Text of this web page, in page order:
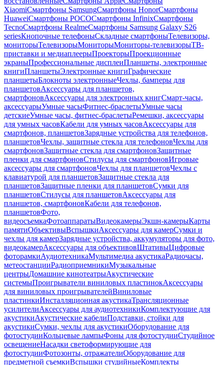
XiaomiСмартфоны SamsungСмартфоны HonorСмартфоны
HuaweiСмартфоны POCOСмартфоны InfinixСмартфоны
TecnoСмартфоны RealmeСмартфоны Samsung Galaxy S26
seriesКнопочные телефоныСкладные смартфоныТелевизоры,
мониторыТелевизорыМониторыМониторы-телевизорыТВ-
приставки и медиаплеерыПроекторыПроекционные
экраныПрофессиональные дисплеиПланшеты, электронные
книгиПланшетыЭлектронные книгиГрафические
планшетыБлокноты электронныеЧехлы, бамперы для
планшетовАксессуары для планшетов,
смартфоновАксессуары для электронных книгСмарт-часы,
аксессуарыУмные часыФитнес-браслетыУмные часы
детскиеУмные часы, фитнес-браслетыРемешки, аксессуары
для умных часовКабели для умных часовАксессуары для
смартфонов, планшетовЗарядные устройства для телефонов,
планшетовЧехлы, защитные стекла для телефоновЧехлы для
смартфоновЗащитные стекла для смартфоновЗащитные
пленки для смартфоновСтилусы для смартфоновИгровые
аксессуары для смартфоновЧехлы для планшетовЧехлы с
клавиатурой для планшетовЗащитные стекла для
планшетовЗащитные пленки для планшетовСумки для
планшетовСтилусы для планшетовАксессуары для
планшетов, смартфоновКабели для телефонов,
планшетовФото,
видеосъемкаФотоаппаратыВидеокамерыЭкшн-камерыКарты
памятиОбъективыВспышкиАксессуары для камерСумки и
чехлы для камерЗарядные устройства, аккумуляторы для фото,
видеокамерАксессуары для объективовШтативыЦифровые
фоторамкиАудиотехникаМультимедиа акустикаРадиочасы,
метеостанцииРадиоприемникиМузыкальные
центрыДомашние кинотеатрыАкустические
системыПроигрыватели виниловых пластинокАксессуары
для виниловых проигрывателейВиниловые
пластинкиИнсталляционная акустикаТрансляционные
усилителиАксессуары для аудиотехникиКомплектующие для
акустикиАкустические кабелиПодставки, стойки для
акустикиСумки, чехлы для акустикиОборудование для
фотостудииКольцевые лампыФоны для фотостудииСтудийное
освещениеНасадки светоформирующие для
фотостудииФотозонты, отражателиОборудование для
предметной съемкиВспышки студийныеКомплекты